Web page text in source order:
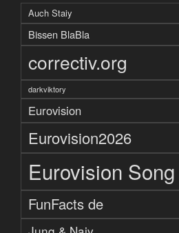
Auch Staiy
Bissen BlaBla
correctiv.org
darkviktory
Eurovision
Eurovision2026
Eurovision
FunFacts de